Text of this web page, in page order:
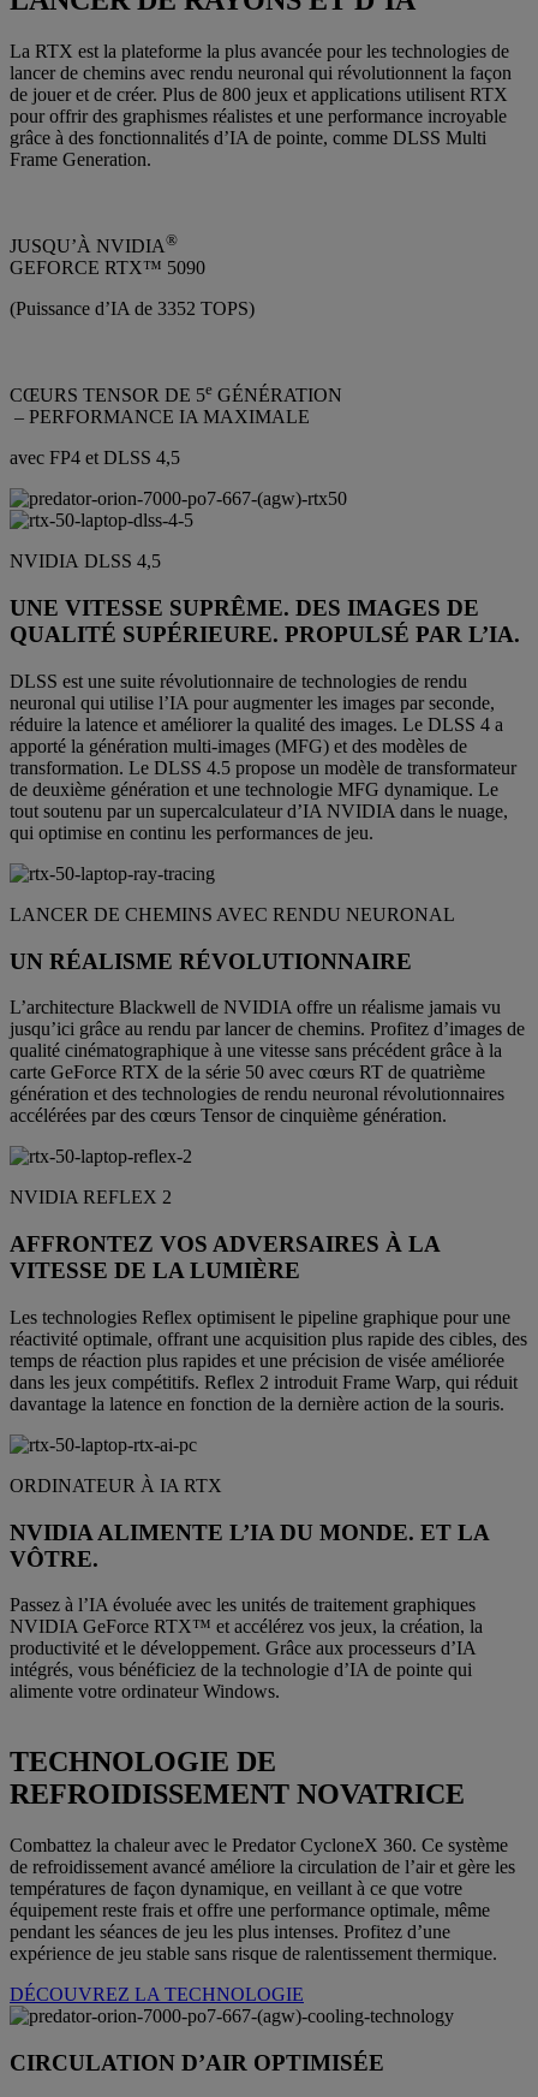
La RTX est la plateforme la plus avancée pour les technologies de
lancer de chemins avec rendu neuronal qui révolutionnent la façon
de jouer et de créer. Plus de 800 jeux et applications utilisent RTX
pour offrir des graphismes réalistes et une performance incroyable
grâce à des fonctionnalités d’IA de pointe, comme DLSS Multi
Frame Generation.
JUSQU’À NVIDIA®
GEFORCE RTX™ 5090
(Puissance d’IA de 3352 TOPS)
CŒURS TENSOR DE 5e GÉNÉRATION
– PERFORMANCE IA MAXIMALE
avec FP4 et DLSS 4,5
NVIDIA DLSS 4,5
UNE VITESSE SUPRÊME. DES IMAGES DE
QUALITÉ SUPÉRIEURE. PROPULSÉ PAR L’IA.
DLSS est une suite révolutionnaire de technologies de rendu
neuronal qui utilise l’IA pour augmenter les images par seconde,
réduire la latence et améliorer la qualité des images. Le DLSS 4 a
apporté la génération multi-images (MFG) et des modèles de
transformation. Le DLSS 4.5 propose un modèle de transformateur
de deuxième génération et une technologie MFG dynamique. Le
tout soutenu par un supercalculateur d’IA NVIDIA dans le nuage,
qui optimise en continu les performances de jeu.
LANCER DE CHEMINS AVEC RENDU NEURONAL
UN RÉALISME RÉVOLUTIONNAIRE
L’architecture Blackwell de NVIDIA offre un réalisme jamais vu
jusqu’ici grâce au rendu par lancer de chemins. Profitez d’images de
qualité cinématographique à une vitesse sans précédent grâce à la
carte GeForce RTX de la série 50 avec cœurs RT de quatrième
génération et des technologies de rendu neuronal révolutionnaires
accélérées par des cœurs Tensor de cinquième génération.
NVIDIA REFLEX 2
AFFRONTEZ VOS ADVERSAIRES À LA
VITESSE DE LA LUMIÈRE
Les technologies Reflex optimisent le pipeline graphique pour une
réactivité optimale, offrant une acquisition plus rapide des cibles, des
temps de réaction plus rapides et une précision de visée améliorée
dans les jeux compétitifs. Reflex 2 introduit Frame Warp, qui réduit
davantage la latence en fonction de la dernière action de la souris.
ORDINATEUR À IA RTX
NVIDIA ALIMENTE L’IA DU MONDE. ET LA
VÔTRE.
Passez à l’IA évoluée avec les unités de traitement graphiques
NVIDIA GeForce RTX™ et accélérez vos jeux, la création, la
productivité et le développement. Grâce aux processeurs d’IA
intégrés, vous bénéficiez de la technologie d’IA de pointe qui
alimente votre ordinateur Windows.
TECHNOLOGIE DE
REFROIDISSEMENT NOVATRICE
Combattez la chaleur avec le Predator CycloneX 360. Ce système
de refroidissement avancé améliore la circulation de l’air et gère les
températures de façon dynamique, en veillant à ce que votre
équipement reste frais et offre une performance optimale, même
pendant les séances de jeu les plus intenses. Profitez d’une
expérience de jeu stable sans risque de ralentissement thermique.
DÉCOUVREZ LA TECHNOLOGIE
CIRCULATION D’AIR OPTIMISÉE